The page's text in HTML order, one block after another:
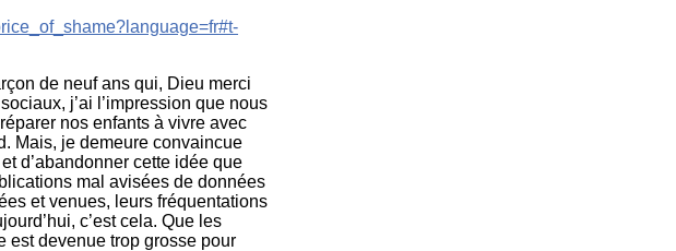
de neuf ans qui, Dieu merci
j’ai l’impression que nous
nos enfants à vivre avec
Mais, je demeure convaincue
d’abandonner cette idée que
mal avisées de données
et venues, leurs fréquentations
c’est cela. Que les
est devenue trop grosse pour